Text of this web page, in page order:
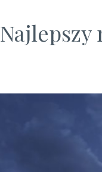
Najlepszy